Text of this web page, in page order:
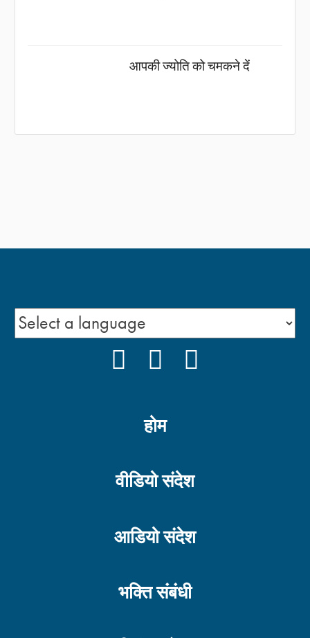
आपकी ज्योति को चमकने दें
होम
वीडियो संदेश
आडियो संदेश
भक्ति संबंधी